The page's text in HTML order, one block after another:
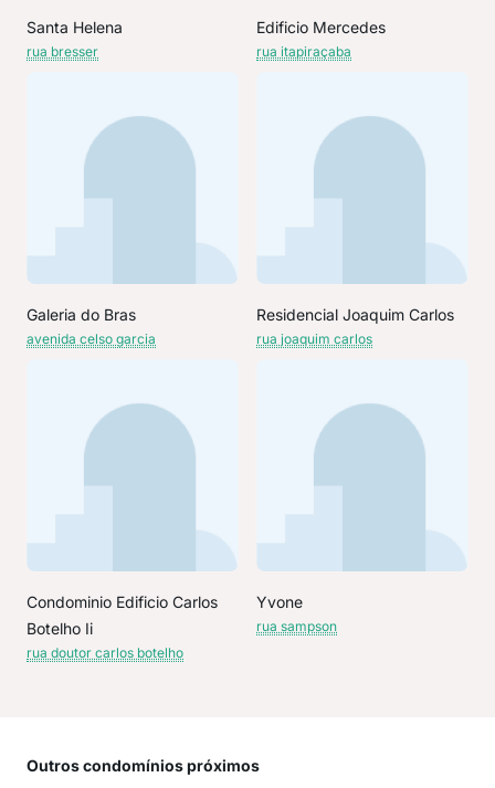
Santa Helena
rua bresser
Edificio Mercedes
rua itapiraçaba
Galeria do Bras
avenida celso garcia
Residencial Joaquim Carlos
rua joaquim carlos
Condominio Edificio Carlos
Botelho Ii
rua doutor carlos botelho
Yvone
rua sampson
Outros condomínios próximos